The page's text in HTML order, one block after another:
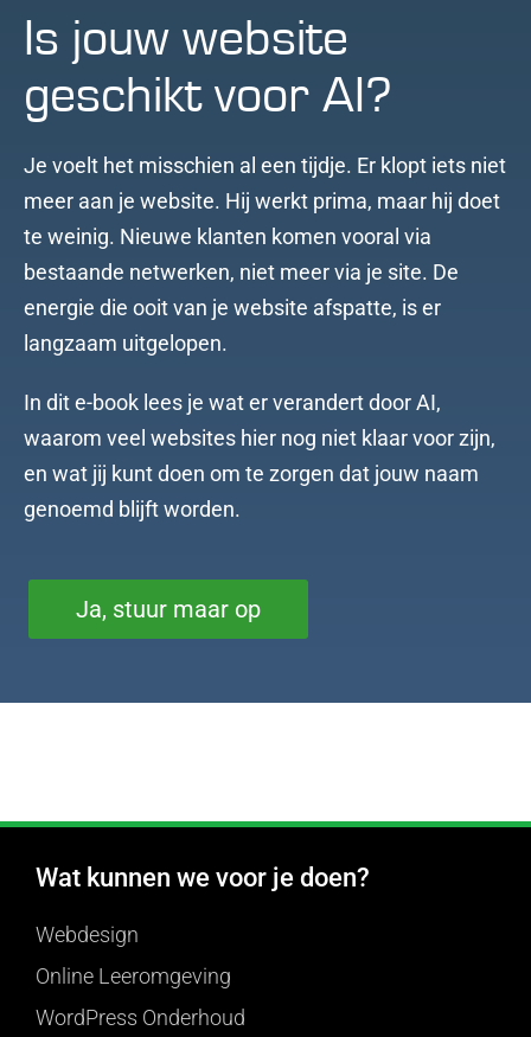
Is jouw website
geschikt voor AI?
Je voelt het misschien al een tijdje. Er klopt iets niet
meer aan je website. Hij werkt prima, maar hij doet
te weinig. Nieuwe klanten komen vooral via
bestaande netwerken, niet meer via je site. De
energie die ooit van je website afspatte, is er
langzaam uitgelopen.
In dit e-book lees je wat er verandert door AI,
waarom veel websites hier nog niet klaar voor zijn,
en wat jij kunt doen om te zorgen dat jouw naam
genoemd blijft worden.
Ja, stuur maar op
Wat kunnen we voor je doen?
Webdesign
Online Leeromgeving
WordPress Onderhoud